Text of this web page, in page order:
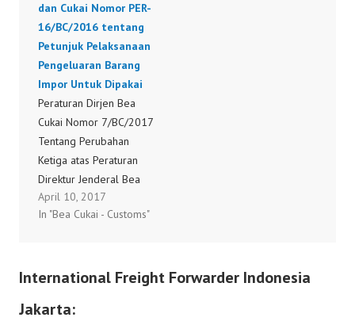
dan Cukai Nomor PER-
16/BC/2016 tentang
Petunjuk Pelaksanaan
Pengeluaran Barang
Impor Untuk Dipakai
Peraturan Dirjen Bea
Cukai Nomor 7/BC/2017
Tentang Perubahan
Ketiga atas Peraturan
Direktur Jenderal Bea
dan Cukai Nomor PER-
16/BC/2016 tentang
Impor Untuk Dipakai
April 10, 2017
In "Bea Cukai - Customs"
International Freight Forwarder Indonesia
Jakarta: